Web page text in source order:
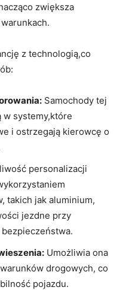
zwiększa
z technologią,co
Samochody tej
w systemy,które
i ostrzegają kierowcę o
personalizacji
takich jak aluminium,
jezdne przy
Umożliwia ona
drogowych, co
pojazdu.